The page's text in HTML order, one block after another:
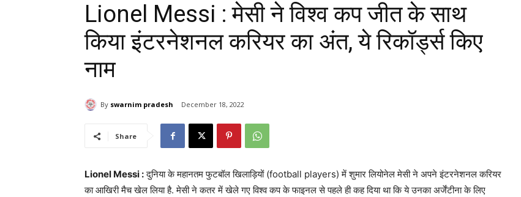
Lionel Messi : मेसी ने विश्व कप जीत के साथ
किया इंटरनेशनल करियर का अंत, ये रिकॉर्ड्स किए
नाम
By swarnim pradesh December 18, 2022
Share
Lionel Messi :दुनिया के महानतम फुटबॉल खिलाड़ियों (football players) में शुमार लियोनेल मेसी ने अपने इंटरनेशनल करियर
का आखिरी मैच खेल लिया है. मेसी ने कतर में खेले गए विश्व कप के फाइनल से पहले ही कह दिया था कि ये उनका अर्जेंटीना के लिए